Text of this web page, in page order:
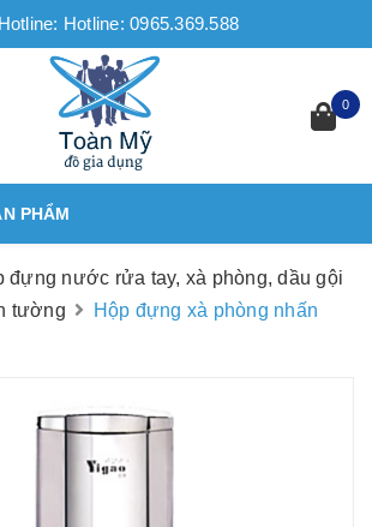
Hotline: Hotline: 0965.369.588
0
PHẨM
đựng nước rửa tay, xà phòng, dầu gội
tường
Hộp đựng xà phòng nhấn